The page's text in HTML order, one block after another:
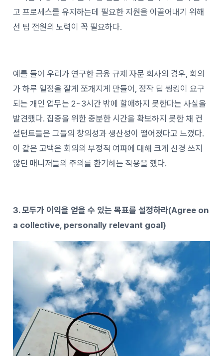
고 프로세스를 유지하는데 필요한 지원을 이끌어내기 위해
선 팀 전원의 노력이 꼭 필요하다.
예를 들어 우리가 연구한 금융 규제 자문 회사의 경우, 회의
가 하루 일정을 잘게 쪼개지게 만들어, 정작 딥 씽킹이 요구
되는 개인 업무는 2~3시간 밖에 할애하지 못한다는 사실을
발견했다. 집중을 위한 충분한 시간을 확보하지 못한 채 컨
설턴트들은 그들의 창의성과 생산성이 떨어졌다고 느꼈다.
이 같은 고백은 회의의 부정적 여파에 대해 크게 신경 쓰지
않던 매니저들의 주의를 환기하는 작용을 했다.
3. 모두가 이익을 얻을 수 있는 목표를 설정하라(Agree on
a collective, personally relevant goal)